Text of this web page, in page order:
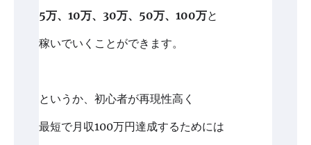
5万、10万、30万、50万、100万と
稼いでいくことができます。
というか、初心者が再現性高く
最短で月収100万円達成するためには